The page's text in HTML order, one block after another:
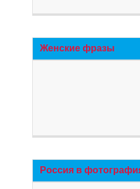
Женские фразы
Россия в